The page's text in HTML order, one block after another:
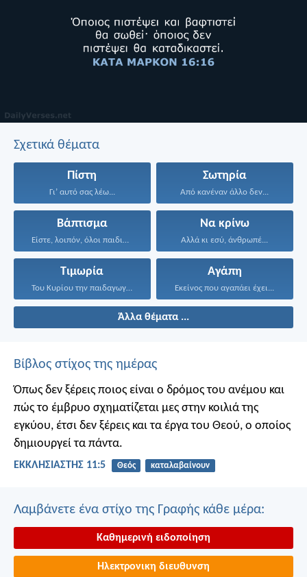
Σχετικά θέματα
Πίστη
Γι’ αυτό σας λέω...
Σωτηρία
Από κανέναν άλλο δεν...
Βάπτισμα
Είστε, λοιπόν, όλοι παιδιά...
Να κρίνω
Αλλά κι εσύ, άνθρωπέ...
Τιμωρία
Του Κυρίου την παιδαγωγία...
Αγάπη
Εκείνος που αγαπάει έχει...
Άλλα θέματα ...
Βίβλος στίχος της ημέρας
Όπως δεν ξέρεις ποιος είναι ο δρόμος του ανέμου και
πώς το έμβρυο σχηματίζεται μες στην κοιλιά της
εγκύου, έτσι δεν ξέρεις και τα έργα του Θεού, ο οποίος
δημιουργεί τα πάντα.
ΕΚΚΛΗΣΙΑΣΤΗΣ 11:5 Θεός καταλαβαίνουν
Λαμβάνετε ένα στίχο της Γραφής κάθε μέρα:
Καθημερινή ειδοποίηση
Ηλεκτρονικη διευθυνση